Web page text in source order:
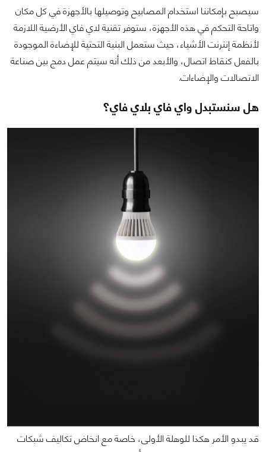
سيصبح بإمكاننا استخدام المصابيح وتوصيلها بالأجهزة في كل مكان
واتاحة التحكم في هذه الأجهزة، ستوفر تقنية لاي فاي الأرضية اللازمة
لأنظمة إنترنت الأشياء، حيث ستعمل البنية التحتية للإضاءة الموجودة
بالفعل كنقاط اتصال، والأبعد من ذلك أنه سيتم عمل دمج بين صناعة
الاتصالات والإضاءات.
هل سنستبدل واي فاي بلاي فاي؟
قد يبدو الأمر هكذا للوهلة الأولى، خاصة مع انخاض تكاليف شبكات